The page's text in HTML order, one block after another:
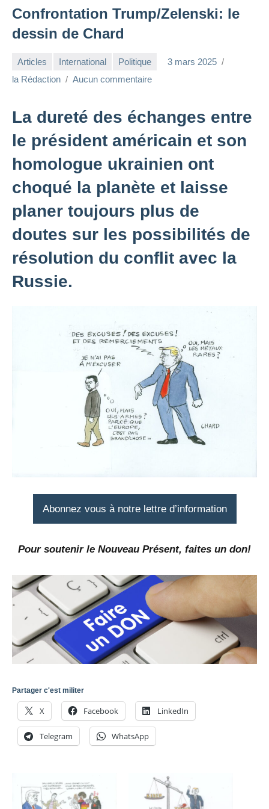
Confrontation Trump/Zelenski: le
dessin de Chard
Articles International Politique
3 mars 2025
la Rédaction
Aucun commentaire
La dureté des échanges entre
le président américain et son
homologue ukrainien ont
choqué la planète et laisse
planer toujours plus de
doutes sur les possibilités de
résolution du conflit avec la
Russie.
Abonnez vous à notre lettre d’information
Pour soutenir le Nouveau Présent, faites un don!
Partager c'est militer
X Facebook LinkedIn
Telegram WhatsApp